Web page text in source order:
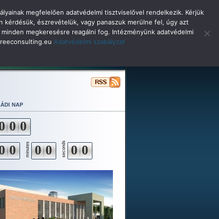
nap
0 0
0 minutes 0 0 seconds 0 0
megfelelően adatvédelmi tisztviselővel rendelkezik. Kérjük
kérdésük, észrevételük, vagy panaszuk merülne fel, úgy azt
megkeresésre reagálni fog. Intézményünk adatvédelmi
Adatvédelmi szabályzat